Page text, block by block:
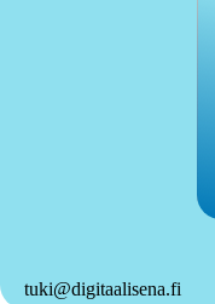
tuki@digitaalisena.fi